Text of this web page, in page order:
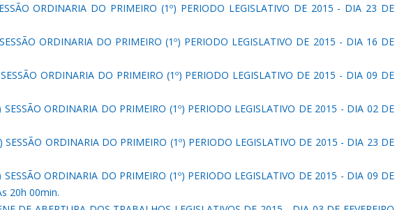
ORDINARIA DO PRIMEIRO (1º) PERIODO LEGISLATIVO DE 2015 - DIA 23 DE
ORDINARIA DO PRIMEIRO (1º) PERIODO LEGISLATIVO DE 2015 - DIA 16 DE
ORDINARIA DO PRIMEIRO (1º) PERIODO LEGISLATIVO DE 2015 - DIA 09 DE
SESSÃO ORDINARIA DO PRIMEIRO (1º) PERIODO LEGISLATIVO DE 2015 - DIA 02 DE
SESSÃO ORDINARIA DO PRIMEIRO (1º) PERIODO LEGISLATIVO DE 2015 - DIA 23 DE
SESSÃO ORDINARIA DO PRIMEIRO (1º) PERIODO LEGISLATIVO DE 2015 - DIA 09 DE
20h 00min.